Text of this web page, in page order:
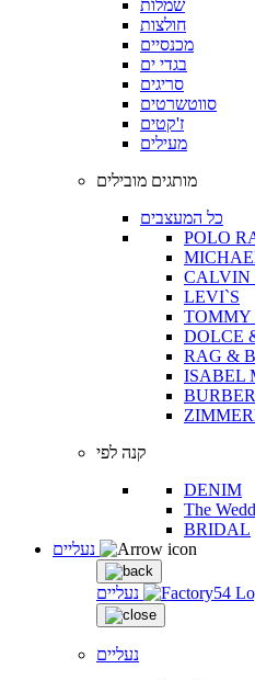
שמלות
חולצות
מכנסיים
בגדי ים
סריגים
סווטשרטים
ז'קטים
מעילים
מותגים מובילים
כל המעצבים
POLO
CALVIN
LEVI`S
TOMMY
DOLCE
RAG &
ISABEL
קנה לפי
DENIM
The
BRIDAL
נעליים
נעליים